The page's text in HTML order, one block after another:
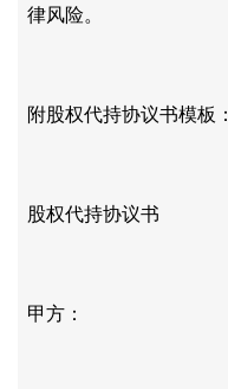
律风险。
附股权代持协议书模板：
股权代持协议书
甲方：